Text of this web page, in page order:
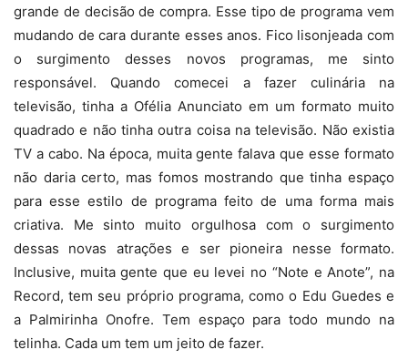
grande de decisão de compra. Esse tipo de programa vem
mudando de cara durante esses anos. Fico lisonjeada com
o surgimento desses novos programas, me sinto
responsável. Quando comecei a fazer culinária na
televisão, tinha a Ofélia Anunciato em um formato muito
quadrado e não tinha outra coisa na televisão. Não existia
TV a cabo. Na época, muita gente falava que esse formato
não daria certo, mas fomos mostrando que tinha espaço
para esse estilo de programa feito de uma forma mais
criativa. Me sinto muito orgulhosa com o surgimento
dessas novas atrações e ser pioneira nesse formato.
Inclusive, muita gente que eu levei no “Note e Anote”, na
Record, tem seu próprio programa, como o Edu Guedes e
a Palmirinha Onofre. Tem espaço para todo mundo na
telinha. Cada um tem um jeito de fazer.